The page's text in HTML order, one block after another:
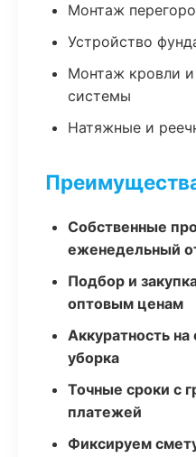
Монтаж
Устройство
Монтаж кровли
системы
Натяжные и
Собственные
еженедельный
Подбор и
оптовым ценам
Аккуратность
уборка
Точные сроки с
платежей
Фиксируем